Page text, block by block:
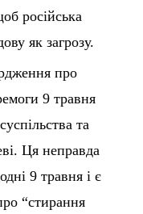
російська
як загрозу.
про
9 травня
та
Ця неправда
9 травня і є
“стирання